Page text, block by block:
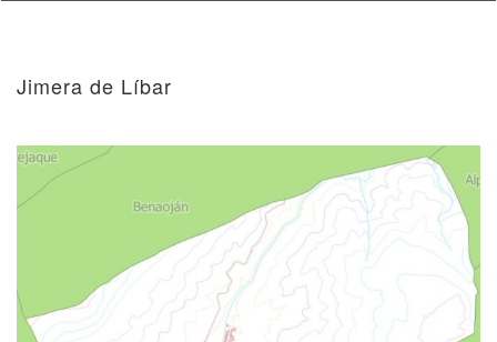
Jimera de Líbar